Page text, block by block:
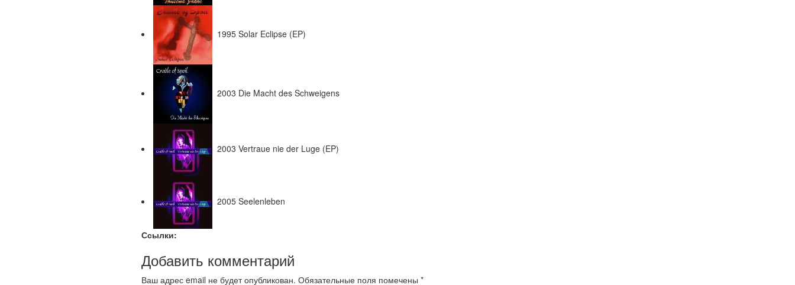
1995 Solar Eclipse (EP)
2003 Die Macht des Schweigens
2003 Vertraue nie der Luge (EP)
2005 Seelenleben
Ссылки:
Добавить комментарий
Ваш адрес email не будет опубликован. Обязательные поля помечены *